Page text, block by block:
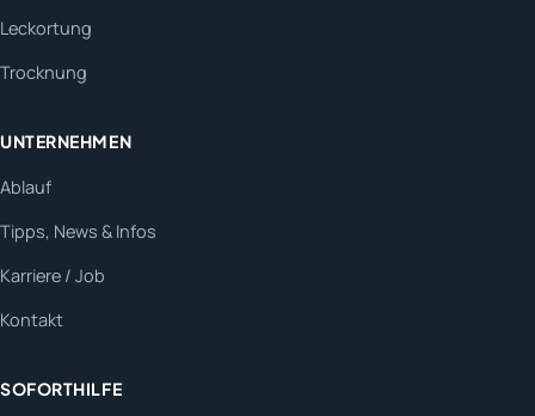
Leckortung
Trocknung
UNTERNEHMEN
Ablauf
Tipps, News & Infos
Karriere / Job
Kontakt
SOFORTHILFE